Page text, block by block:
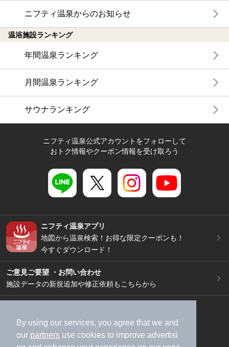
By using our services, you agree that we and
our partners use cookies to improve advertisi
ニフティ温泉からのお知らせ
温浴施設ランキング
年間温泉ランキング
月間温泉ランキング
サウナランキング
ニフティ温泉公式アカウントをフォローして
おトク情報やクーポン情報を受け取ろう
ニフティ温泉アプリ
地図から温泉検索！お得な限定クーポンも！
今すぐダウンロード！
ご意見ご要望 ・お問い合わせ
施設データの新規追加や修正依頼もこちらから
加盟店募集（資料請求）
広告出稿のご案内
利用規約
ライフスタイルMEMBERS+規約